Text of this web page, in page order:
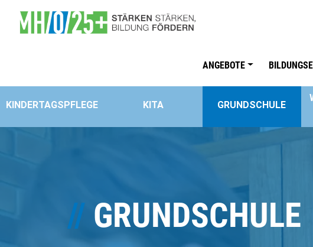
Main navigation
ANGEBOTE
KINDERTAGSPFLEGE KITA GRUNDSCHULE
// GRUNDSCHULE